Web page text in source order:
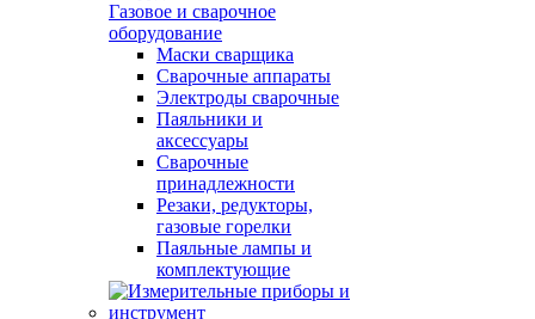
Газовое и сварочное
оборудование
Маски сварщика
Сварочные аппараты
Электроды сварочные
Паяльники и
аксессуары
Сварочные
принадлежности
Резаки, редукторы,
газовые горелки
Паяльные лампы и
комплектующие